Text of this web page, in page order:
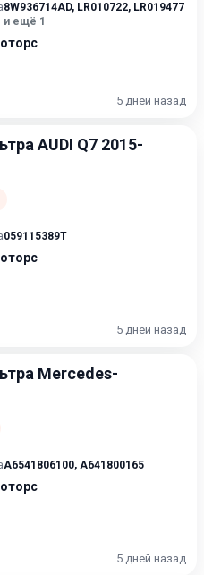
8W936714AD, LR010722, LR019477
и ещё 1
5 дней назад
AUDI Q7 2015-
059115389T
5 дней назад
Mercedes-
A6541806100, A641800165
5 дней назад